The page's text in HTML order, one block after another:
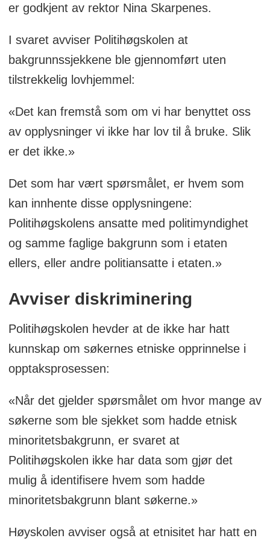
er godkjent av rektor Nina Skarpenes.
I svaret avviser Politihøgskolen at
bakgrunnssjekkene ble gjennomført uten
tilstrekkelig lovhjemmel:
«Det kan fremstå som om vi har benyttet oss
av opplysninger vi ikke har lov til å bruke. Slik
er det ikke.»
Det som har vært spørsmålet, er hvem som
kan innhente disse opplysningene:
Politihøgskolens ansatte med politimyndighet
og samme faglige bakgrunn som i etaten
ellers, eller andre politiansatte i etaten.»
Avviser diskriminering
Politihøgskolen hevder at de ikke har hatt
kunnskap om søkernes etniske opprinnelse i
opptaksprosessen:
«Når det gjelder spørsmålet om hvor mange av
søkerne som ble sjekket som hadde etnisk
minoritetsbakgrunn, er svaret at
Politihøgskolen ikke har data som gjør det
mulig å identifisere hvem som hadde
minoritetsbakgrunn blant søkerne.»
Høyskolen avviser også at etnisitet har hatt en